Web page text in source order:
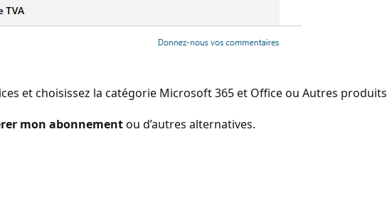
et choisissez la catégorie Microsoft 365 et Office ou Autres produits
mon abonnementou d’autres alternatives.